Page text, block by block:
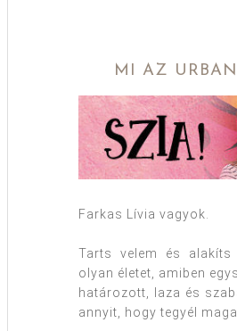
MI AZ
Farkas Lívia vagyok.
Tarts velem és
olyan életet, amiben
határozott, laza és
annyit, hogy tegyél